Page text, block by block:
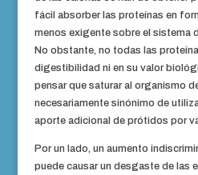
fácil absorber las proteínas en
menos exigente sobre el sistema
No obstante, no todas las
digestibilidad ni en su valor
pensar que saturar al organismo
necesariamente sinónimo de
aporte adicional de prótidos por
Por un lado, un aumento
puede causar un desgaste de las